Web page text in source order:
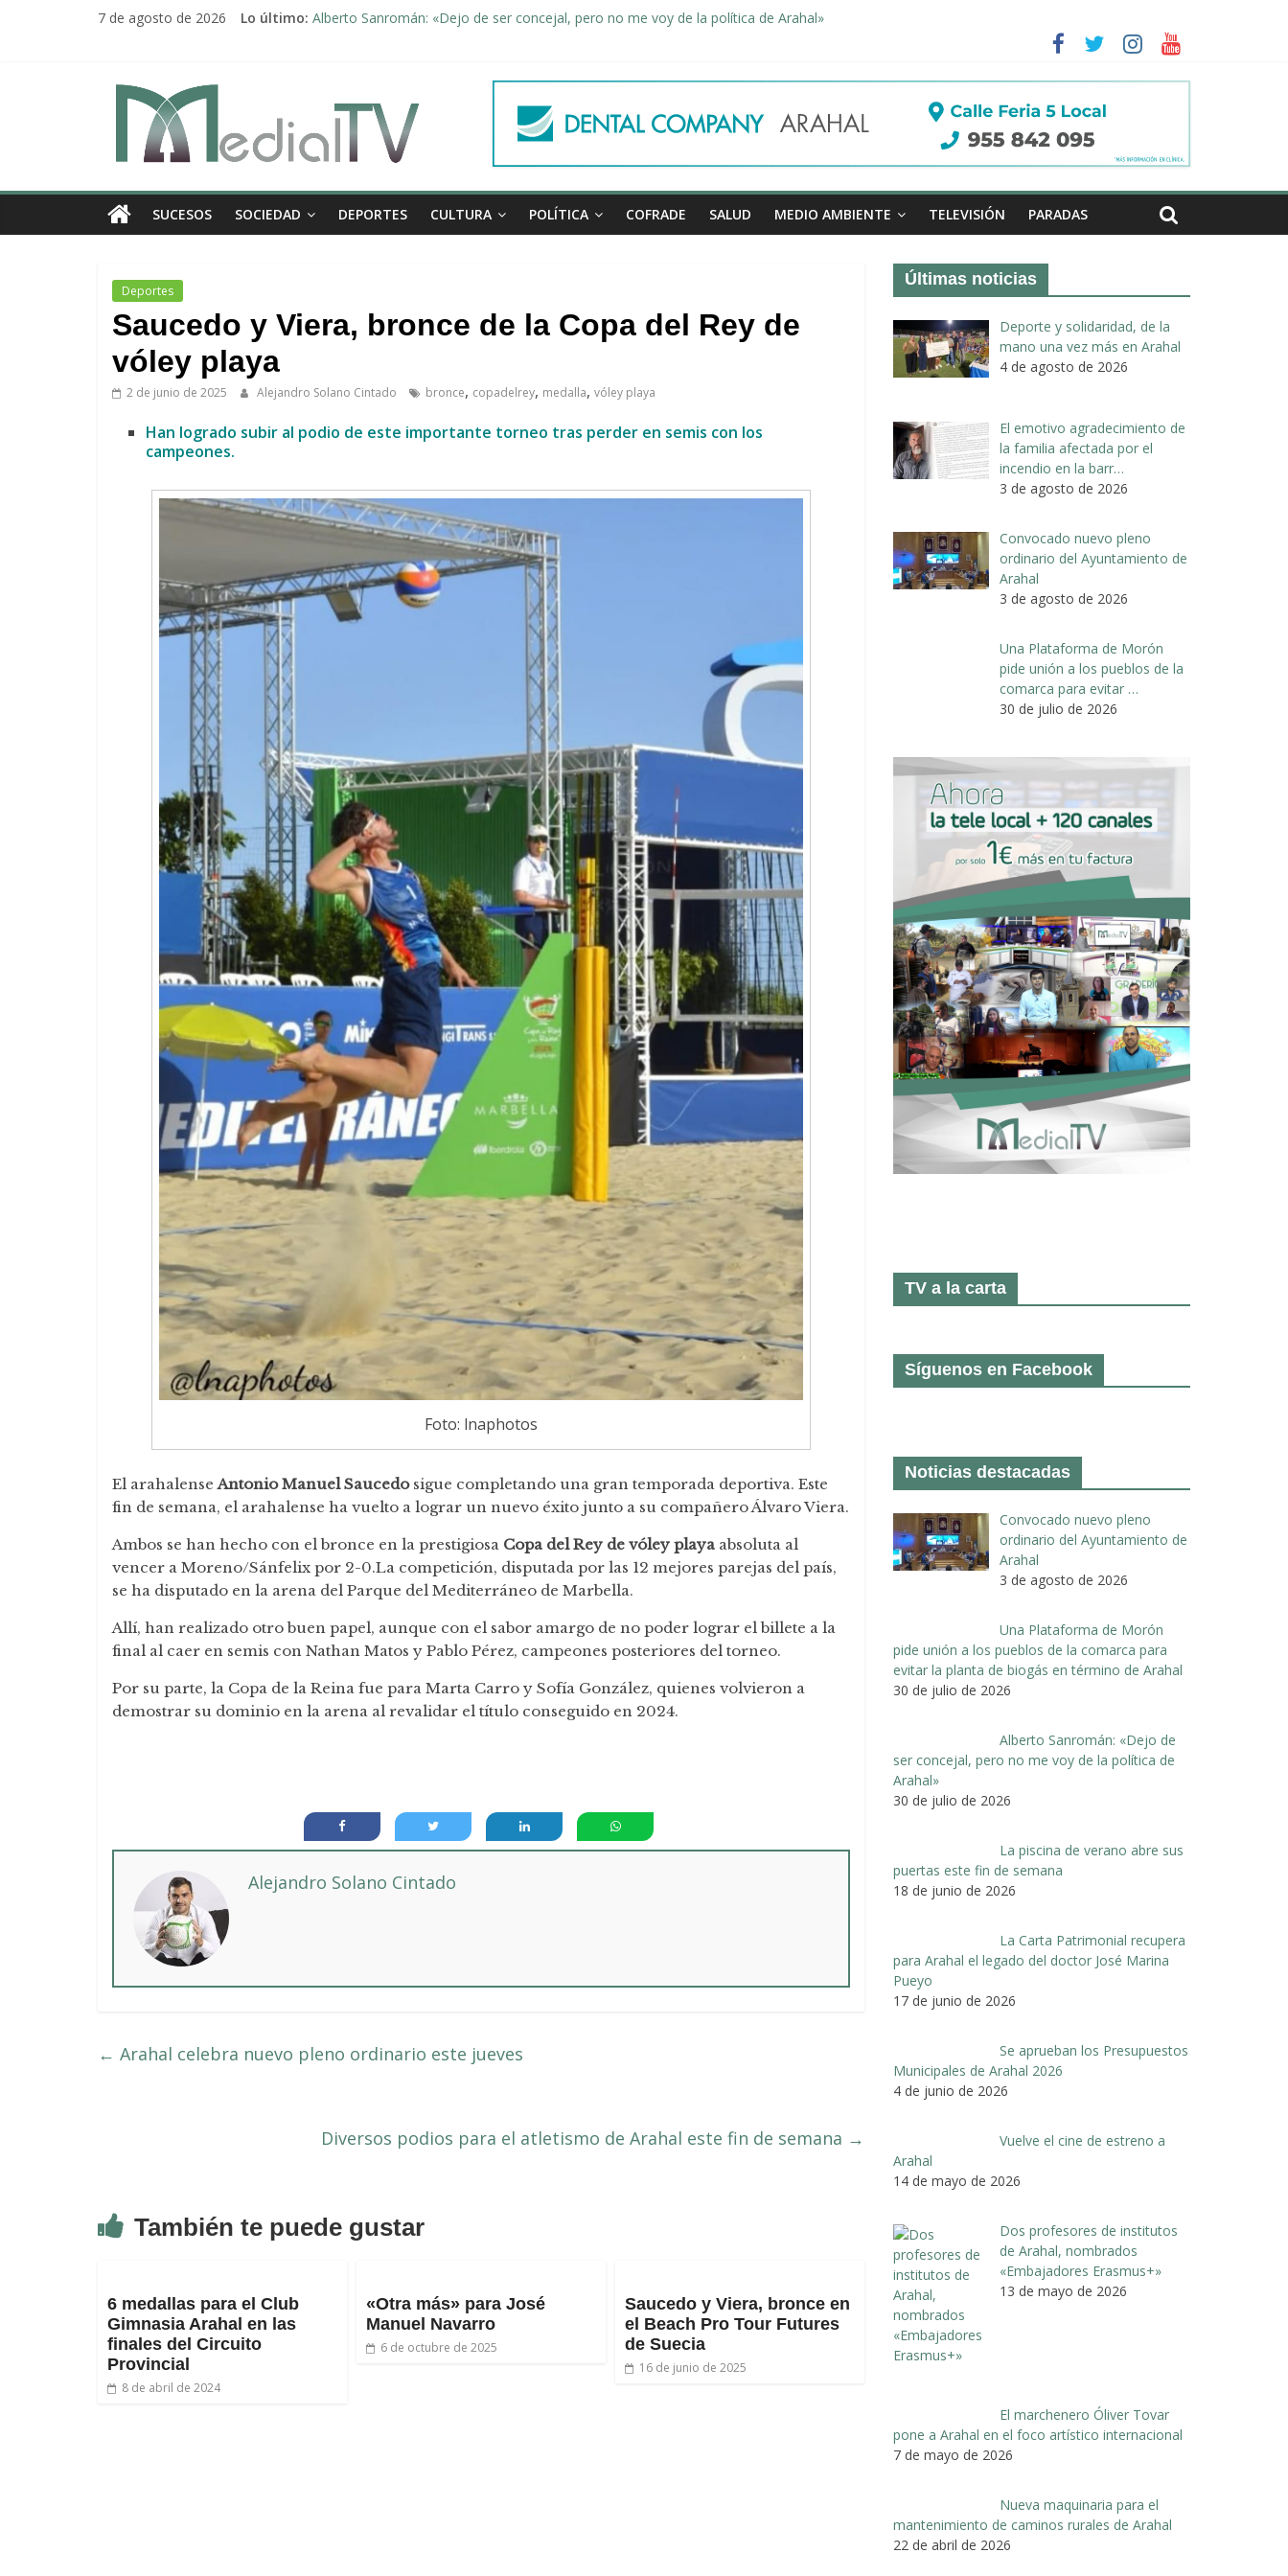
7 de agosto de 2026 Lo último: Alberto Sanromán: «Dejo de ser concejal, pero no me voy de la política de Arahal»
Convocado nuevo pleno ordinario del Ayuntamiento de Arahal
Una Plataforma de Morón pide unión a los pueblos de la comarca para evitar la planta de biogás en término de Arahal
Medial
TV
El
diario
televisión
Arahal
SUCESOS SOCIEDAD DEPORTES CULTURA POLÍTICA COFRADE SALUD MEDIO AMBIENTE TELEVISIÓN PARADAS
Deportes
Saucedo y Viera, bronce de la Copa del Rey de
vóley playa
2 de junio de 2025 Alejandro Solano Cintado bronce, copadelrey, medalla, vóley playa
Han logrado subir al podio de este importante torneo tras perder en semis con los
campeones.
Foto: lnaphotos
El arahalenseAntonio Manuel Saucedosigue completando una gran temporada deportiva. Este
fin de semana, el arahalense ha vuelto a lograr un nuevo éxito junto a su compañero Álvaro Viera.
Ambos se han hecho con el bronce en la prestigiosa Copa del Rey de vóley playa absoluta al
vencer a Moreno/Sánfelix por 2-0.La competición, disputada por las 12 mejores parejas del país,
se ha disputado en la arena del Parque del Mediterráneo de Marbella.
Allí, han realizado otro buen papel, aunque con el sabor amargo de no poder lograr el billete a la
final al caer en semis con Nathan Matos y Pablo Pérez, campeones posteriores del torneo.
Por su parte, la Copa de la Reina fue para Marta Carro y Sofía González, quienes volvieron a
demostrar su dominio en la arena al revalidar el título conseguido en 2024.
Alejandro Solano Cintado
← Arahal celebra nuevo pleno ordinario este jueves
Diversos podios para el atletismo de Arahal este fin de semana →
También te puede gustar
6 medallas para el Club
Gimnasia Arahal en las
finales del Circuito
Provincial
8 de abril de 2024
«Otra más» para José
Manuel Navarro
6 de octubre de 2025
Saucedo y Viera, bronce en
el Beach Pro Tour Futures
de Suecia
16 de junio de 2025
Últimas noticias
Deporte y solidaridad, de la
mano una vez más en Arahal
4 de agosto de 2026
El emotivo agradecimiento de
la familia afectada por el
incendio en la barr…
3 de agosto de 2026
Convocado nuevo pleno
ordinario del Ayuntamiento de
Arahal
3 de agosto de 2026
Una Plataforma de Morón
pide unión a los pueblos de la
comarca para evitar …
30 de julio de 2026
TV a la carta
Síguenos en Facebook
Noticias destacadas
Convocado nuevo pleno
ordinario del Ayuntamiento de
Arahal
3 de agosto de 2026
Una Plataforma de Morón
pide unión a los pueblos de la comarca para
evitar la planta de biogás en término de Arahal
30 de julio de 2026
Alberto Sanromán: «Dejo de
ser concejal, pero no me voy de la política de
Arahal»
30 de julio de 2026
La piscina de verano abre sus
puertas este fin de semana
18 de junio de 2026
La Carta Patrimonial recupera
para Arahal el legado del doctor José Marina
Pueyo
17 de junio de 2026
Se aprueban los Presupuestos
Municipales de Arahal 2026
4 de junio de 2026
Vuelve el cine de estreno a
Arahal
14 de mayo de 2026
Dos profesores de institutos
de Arahal, nombrados
«Embajadores Erasmus+»
13 de mayo de 2026
El marchenero Óliver Tovar
pone a Arahal en el foco artístico internacional
7 de mayo de 2026
Nueva maquinaria para el
mantenimiento de caminos rurales de Arahal
22 de abril de 2026